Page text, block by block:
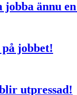
jobba ännu
jobbet!
utpressad!